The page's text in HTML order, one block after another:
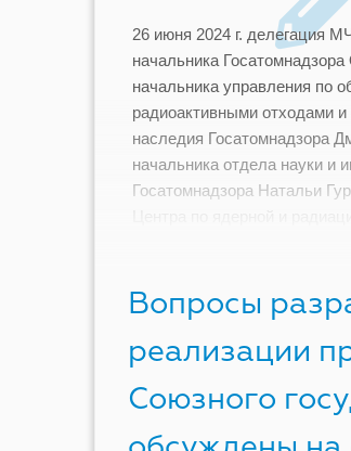
26 июня 2024 г. делегация
начальника Госатомнадзора
начальника управления по
радиоактивными отходами и
наследия Госатомнадзора
начальника отдела науки и
Госатомнадзора Натальи
Вопросы
реализации
Союзного